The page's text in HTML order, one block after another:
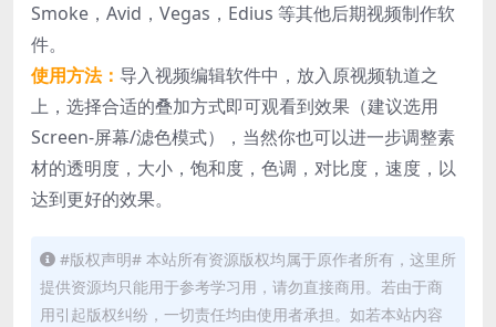
Smoke，Avid，Vegas，Edius 等其他后期视频制作软
件。
使用方法： 导入视频编辑软件中，放入原视频轨道之
上，选择合适的叠加方式即可观看到效果（建议选用
Screen-屏幕/滤色模式），当然你也可以进一步调整素
材的透明度，大小，饱和度，色调，对比度，速度，以
达到更好的效果。
#版权声明# 本站所有资源版权均属于原作者所有，这里所
提供资源均只能用于参考学习用，请勿直接商用。若由于商
用引起版权纠纷，一切责任均由使用者承担。如若本站内容